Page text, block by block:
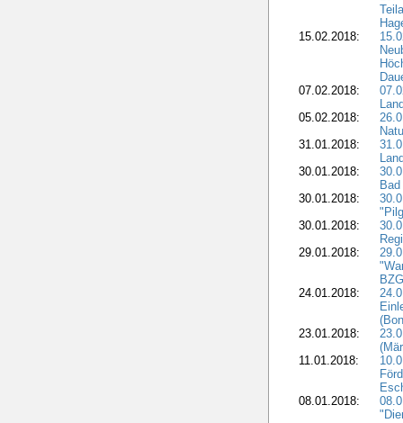
15.02.2018:
07.02.2018:
05.02.2018:
31.01.2018:
30.01.2018:
30.01.2018:
30.01.2018:
29.01.2018:
24.01.2018:
23.01.2018:
11.01.2018:
08.01.2018: